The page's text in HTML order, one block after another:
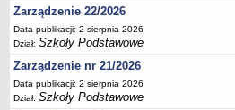
Sprawozdania
Deklaracja dostępności
Zespół Poradni
BIURO FINANSÓW OŚWIATY
Zarządzenie 22/2026
Data publikacji: 2 sierpnia 2026
Dział:Szkoły Podstawowe
Zarządzenie nr 21/2026
Data publikacji: 2 sierpnia 2026
Dział:Szkoły Podstawowe